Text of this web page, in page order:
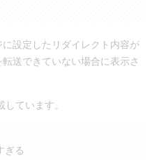
に設定したリダイレクト内容が
送できていない場合に表示さ
ています。
ぎる